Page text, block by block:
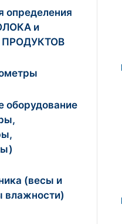
определения
и
оборудование
(весы и
влажности)